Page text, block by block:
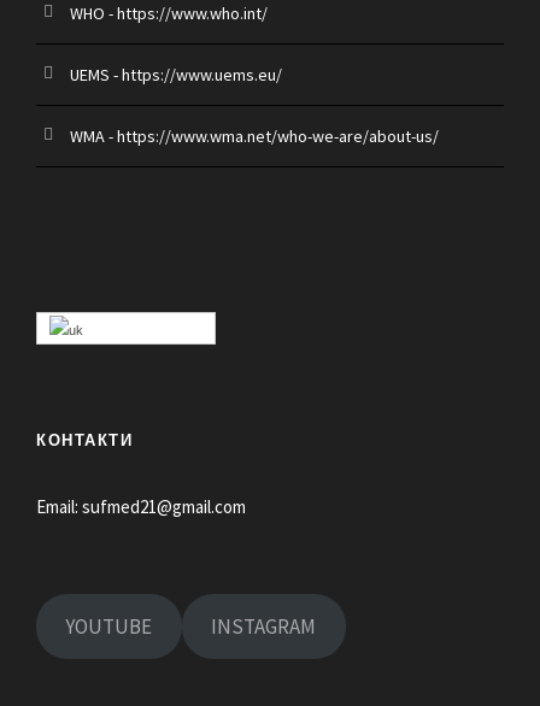
WHO - https://www.who.int/
UEMS - https://www.uems.eu/
WMA - https://www.wma.net/who-we-are/about-us/
КОНТАКТИ
Email: sufmed21@gmail.com
YOUTUBE INSTAGRAM